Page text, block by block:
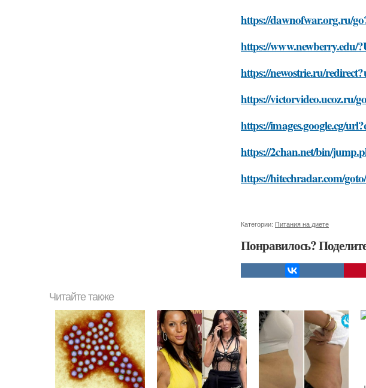
https://dawnofwar.org.ru/
https://www.newberry.edu/
https://newostrie.ru/
https://victorvideo.ucoz.ru/
https://images.google.cg/
https://2chan.net/bin/
https://hitechradar.com/
Категории: Питания на диете
Понравилось?
Читайте также